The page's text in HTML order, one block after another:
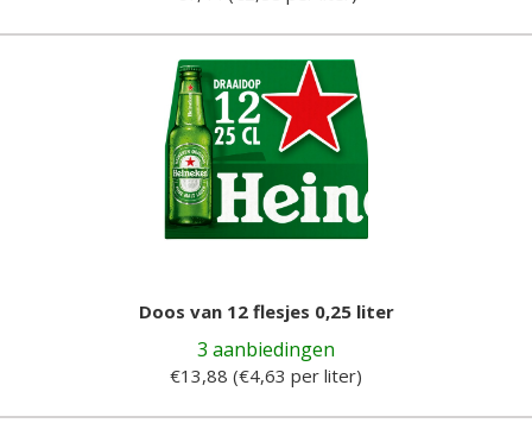
Doos van 12 flesjes 0,25 liter
3 aanbiedingen
€13,88 (€4,63 per liter)